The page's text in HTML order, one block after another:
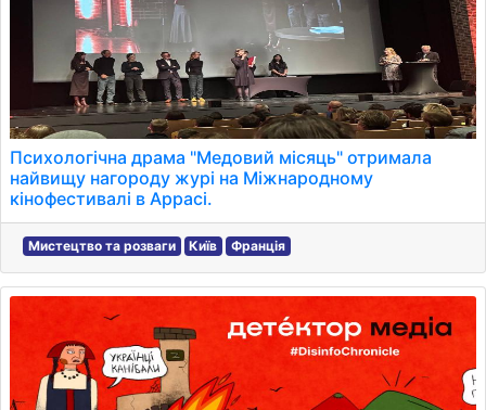
Психологічна драма "Медовий місяць" отримала
найвищу нагороду журі на Міжнародному
кінофестивалі в Аррасі.
Мистецтво та розваги Київ Франція